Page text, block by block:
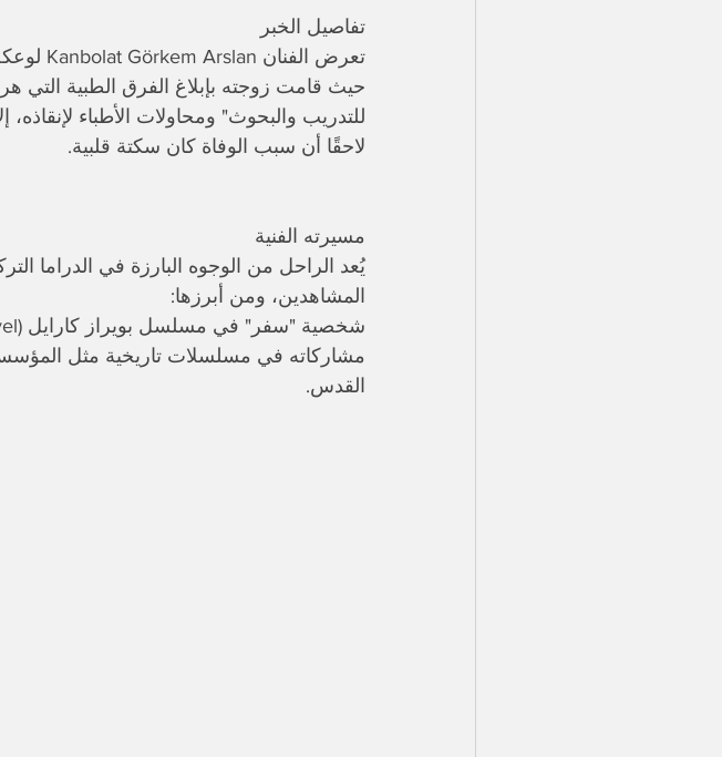
​تفاصيل الخبر
حيث قامت زوجته بإبلاغ الفرق الطبية
للتدريب والبحوث" ومحاولات الأطباء
لاحقًا أن سبب الوفاة كان سكتة قلبية.
​مسيرته الفنية
​يُعد الراحل من الوجوه البارزة في الدراما
المشاهدين، ومن أبرزها:
​شخصية "سفر" في مسلسل بويراز كارايل (Poyraz Karayel).
القدس.